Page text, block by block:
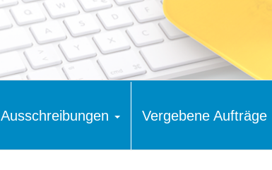
Ausschreibungen Vergebene Aufträge